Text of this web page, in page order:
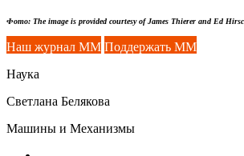
Фото: The image is provided courtesy of James Thierer and Ed
Наш журнал ММ Поддержать ММ
Наука
Светлана Белякова
Машины и Механизмы